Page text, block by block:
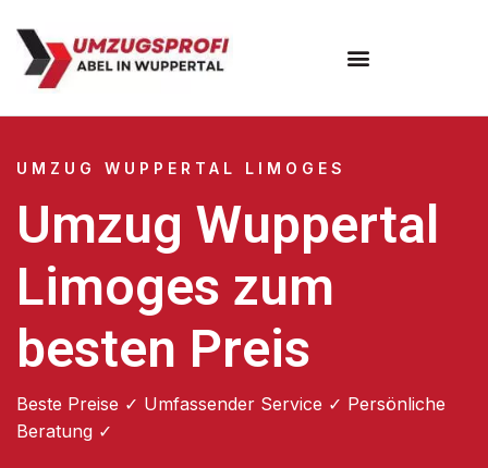
UMZUG WUPPERTAL LIMOGES
Umzug Wuppertal
Limoges zum
besten Preis
Beste Preise ✓ Umfassender Service ✓ Persönliche
Beratung ✓